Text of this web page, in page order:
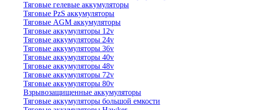
Тяговые гелевые аккумуляторы
Тяговые PzS аккумуляторы
Тяговые AGM аккумуляторы
Тяговые аккумуляторы 12v
Тяговые аккумуляторы 24v
Тяговые аккумуляторы 36v
Тяговые аккумуляторы 40v
Тяговые аккумуляторы 48v
Тяговые аккумуляторы 72v
Тяговые аккумуляторы 80v
Взрывозащищенные аккумуляторы
Тяговые аккумуляторы большой емкости